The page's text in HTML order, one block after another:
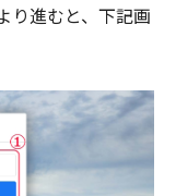
り進むと、下記画